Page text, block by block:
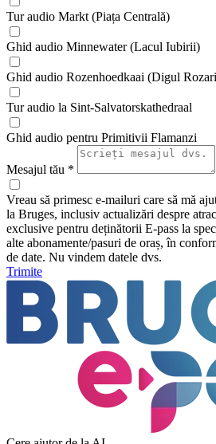
Tur audio Markt (Piața Centrală)
Ghid audio Minnewater (Lacul Iubirii)
Ghid audio Rozenhoedkaai (Digul
Tur audio la Sint-Salvatorskathedraal
Ghid audio pentru Primitivii Flamanzi
Mesajul tău *
Vreau să primesc e-mailuri care să mă
la Bruges, inclusiv actualizări despre
exclusive pentru deținătorii E-pass la
alte abonamente/pasuri de oraș, în
de date. Nu vindem datele dvs.
Trimite